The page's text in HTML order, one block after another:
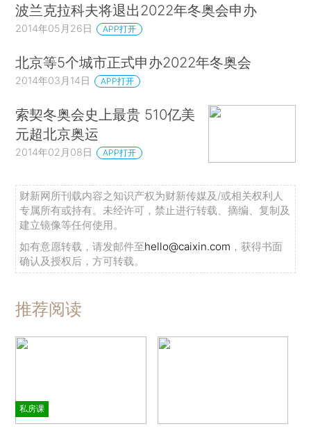
波兰克拉科夫将退出2022年冬奥会申办
2014年05月26日 APP打开
北京等5个城市正式申办2022年冬奥会
2014年03月14日 APP打开
索契冬奥会史上最贵 510亿美
元超北京奥运
2014年02月08日 APP打开
财新网所刊载内容之知识产权为财新传媒及/或相关权利人
专属所有或持有。未经许可，禁止进行转载、摘编、复制及
建立镜像等任何使用。
如有意愿转载，请发邮件至hello@caixin.com ，获得书面
确认及授权后，方可转载。
推荐阅读
私房课